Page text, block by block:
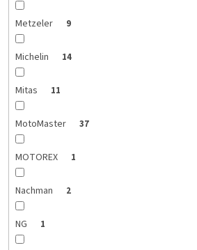
Metzeler 9
Michelin 14
Mitas 11
MotoMaster 37
MOTOREX 1
Nachman 2
NG 1